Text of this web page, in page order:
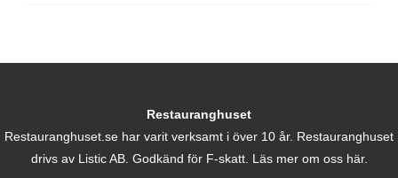
Restauranghuset
Restauranghuset.se har varit verksamt i över 10 år. Restauranghuset
drivs av Listic AB. Godkänd för F-skatt.
Läs mer om oss här.